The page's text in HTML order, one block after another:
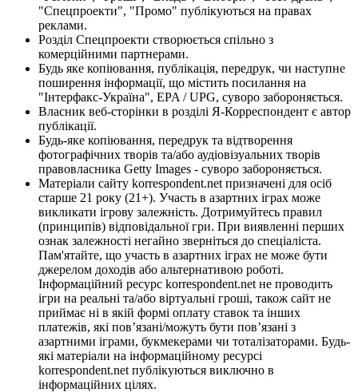
"Спецпроекти", "Промо" публікуються на правах
реклами.
Розділ Спецпроекти створюється спільно з
комерційними партнерами.
Будь яке копіювання, публікація, передрук, чи наступне
поширення інформації, що містить посилання на
"Інтерфакс-Україна", EPA / UPG, суворо забороняється.
Власник веб-сторінки в розділі Я-Корреспондент є автор
публікації.
Будь-яке копіювання, передрук та відтворення
фотографічних творів та/або аудіовізуальних творів
правовласника Getty Images - суворо забороняється.
Матеріали сайту korrespondent.net призначені для осіб
старше 21 року (21+). Участь в азартних іграх може
викликати ігрову залежність. Дотримуйтесь правил
(принципів) відповідальної гри. При виявленні перших
ознак залежності негайно зверніться до спеціаліста.
Пам'ятайте, що участь в азартних іграх не може бути
джерелом доходів або альтернативою роботі.
Інформаційний ресурс korrespondent.net не проводить
ігри на реальні та/або віртуальні гроші, також сайт не
приймає ні в якій формі оплату ставок та інших
платежів, які пов’язані/можуть бути пов’язані з
азартними іграми, букмекерами чи тоталізаторами. Будь-
які матеріали на інформаційному ресурсі
korrespondent.net публікуються виключно в
інформаційних цілях.